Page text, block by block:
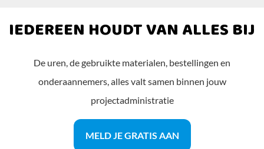
IEDEREEN HOUDT VAN ALLES BIJ
De uren, de gebruikte materialen, bestellingen en
onderaannemers, alles valt samen binnen jouw
projectadministratie
MELD JE GRATIS AAN